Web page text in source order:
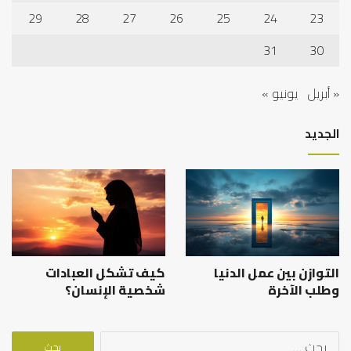
23
24
25
26
27
28
29
30
31
« أبريل يونيو »
الجديد
التوازن بين عمل الدنيا
وطلب الآخرة
كيف تشكل العبادات
شخصية الإنسان؟
البحث